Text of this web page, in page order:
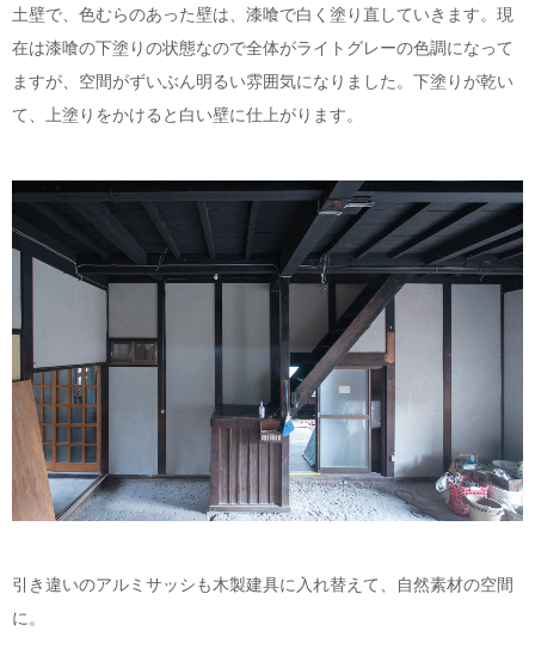
土壁で、色むらのあった壁は、漆喰で白く塗り直していきます。現
在は漆喰の下塗りの状態なので全体がライトグレーの色調になって
ますが、空間がずいぶん明るい雰囲気になりました。下塗りが乾い
て、上塗りをかけると白い壁に仕上がります。
引き違いのアルミサッシも木製建具に入れ替えて、自然素材の空間
に。